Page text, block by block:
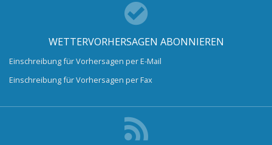
WETTERVORHERSAGEN ABONNIEREN
Einschreibung für Vorhersagen per E-Mail
Einschreibung für Vorhersagen per Fax